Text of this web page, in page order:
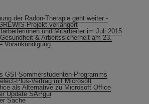
der Radon-Therapie geht weiter -
Projekt verlängert
und Mitarbeiter im Juli 2015
& Arbeitssicherheit am 23.
Vorankündigung
GSI-Sommerstudenten-Programms
Plus-Vertrag mit Microsoft
als Alternative zu Microsoft Office
Update SAPgui
Sache